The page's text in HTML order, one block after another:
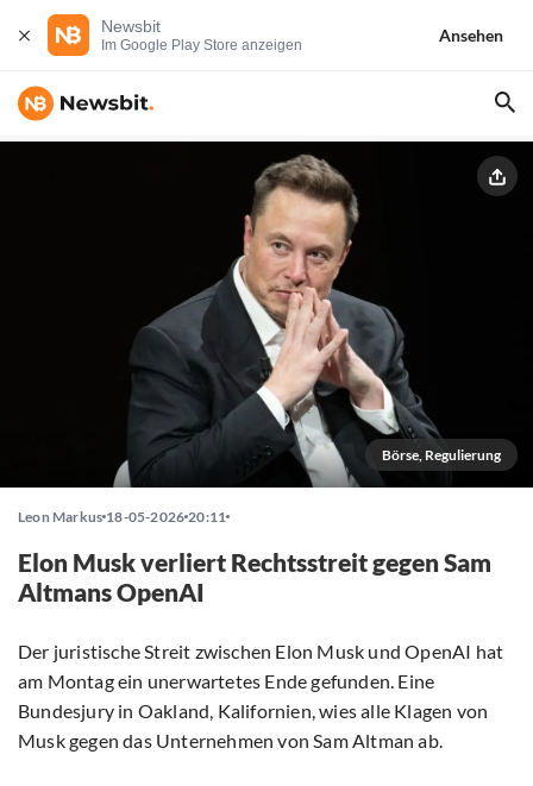
Newsbit
Im Google Play Store anzeigen
Ansehen
Börse, Regulierung
Leon Markus 18-05-2026 20:11
Elon Musk verliert Rechtsstreit gegen Sam
Altmans OpenAI
Der juristische Streit zwischen Elon Musk und OpenAI hat
am Montag ein unerwartetes Ende gefunden. Eine
Bundesjury in Oakland, Kalifornien, wies alle Klagen von
Musk gegen das Unternehmen von Sam Altman ab.